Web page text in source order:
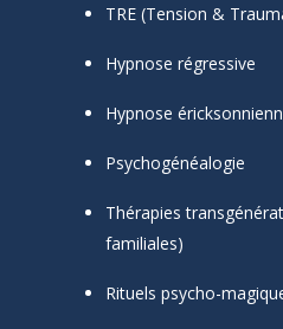
TRE (Tension &
Hypnose régressive
Hypnose
Psychogénéalogie
Thérapies
familiales)
Rituels psycho-